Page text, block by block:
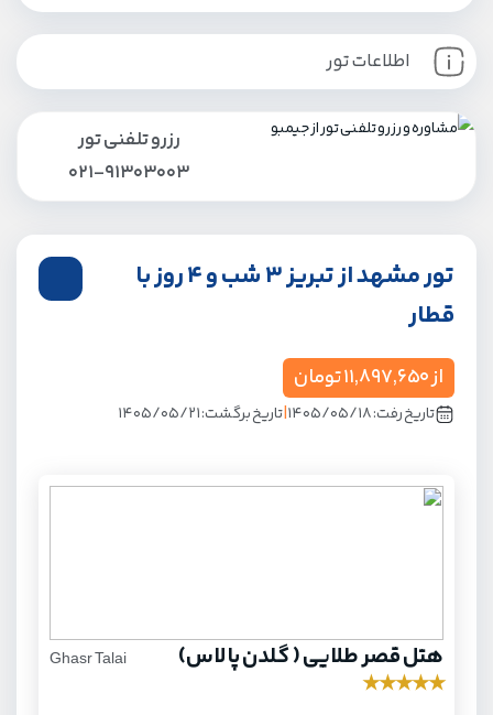
اطلاعات تور
رزرو تلفنی تور
021-91303003
تور مشهد از تبریز 3 شب و 4 روز با
قطار
از11,897,650تومان
تاریخ رفت:۱۴۰۵/۰۵/۱۸|تاریخ برگشت:۱۴۰۵/۰۵/۲۱
هتل قصر طلایی ( گلدن پالاس) Ghasr Talai
★
★
★
★
★